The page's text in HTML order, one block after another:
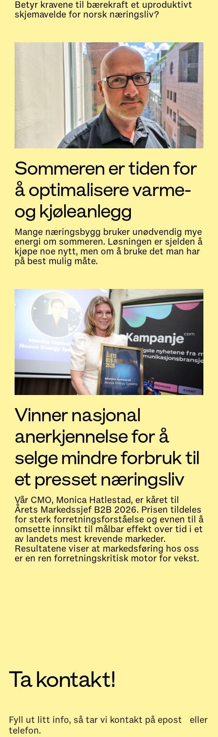
Betyr kravene til bærekraft et uproduktivt
skjemavelde for norsk næringsliv?
Sommeren er tiden for
å optimalisere varme-
og kjøleanlegg
Mange næringsbygg bruker unødvendig mye
energi om sommeren. Løsningen er sjelden å
kjøpe noe nytt, men om å bruke det man har
på best mulig måte.
Vinner nasjonal
anerkjennelse for å
selge mindre forbruk til
et presset næringsliv
Vår CMO, Monica Hatlestad, er kåret til
Årets Markedssjef B2B 2026. Prisen tildeles
for sterk forretningsforståelse og evnen til å
omsette innsikt til målbar effekt over tid i et
av landets mest krevende markeder.
Resultatene viser at markedsføring hos oss
er en ren forretningskritisk motor for vekst.
Ta kontakt!
Fyll ut litt info, så tar vi kontakt på epost eller
telefon.